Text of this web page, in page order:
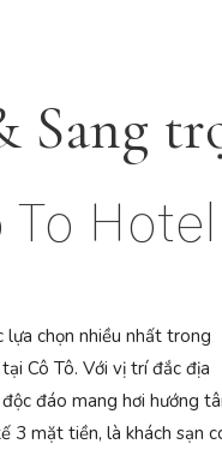
Sang
Hotel
chọn nhiều nhất trong
Cô Tô. Với vị trí đắc địa
đáo mang hơi hướng
3 mặt tiền, là khách sạn